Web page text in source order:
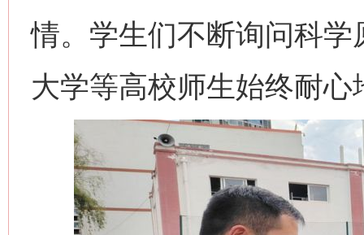
情。学生们不断询问科
大学等高校师生始终耐心